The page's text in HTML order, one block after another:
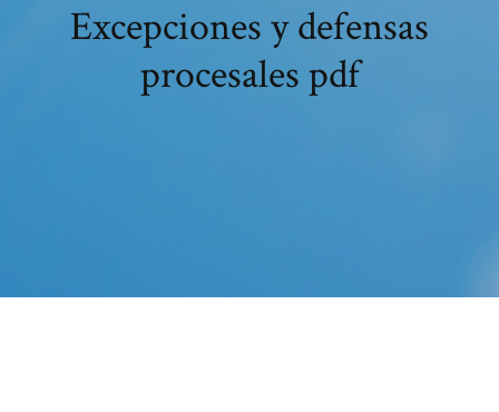
Excepciones y defensas
procesales pdf